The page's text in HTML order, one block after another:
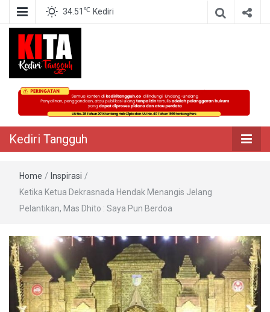
34.51 ℃ Kediri
Kediri Tangguh
Berita Akurat Terpercaya
Kediri Tangguh
Home / Inspirasi /
Ketika Ketua Dekrasnada Hendak Menangis Jelang
Pelantikan, Mas Dhito : Saya Pun Berdoa